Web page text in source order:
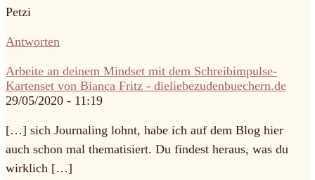
Petzi
Antworten
Arbeite an deinem Mindset mit dem Schreibimpulse-
Kartenset von Bianca Fritz - dieliebezudenbuechern.de
29/05/2020 - 11:19
[…] sich Journaling lohnt, habe ich auf dem Blog hier
auch schon mal thematisiert. Du findest heraus, was du
wirklich […]